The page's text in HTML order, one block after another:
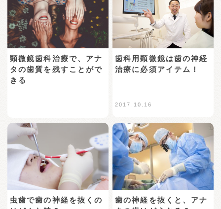
顕微鏡歯科治療で、アナ
タの歯質を残すことがで
きる
歯科用顕微鏡は歯の神経
治療に必須アイテム！
2017.10.16
虫歯で歯の神経を抜くの
歯の神経を抜くと、アナ